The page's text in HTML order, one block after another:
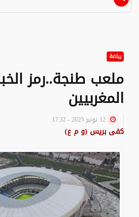
رياضة
ملعب طنجة..رمز
المغربيين
كفى بريس (و م ع)